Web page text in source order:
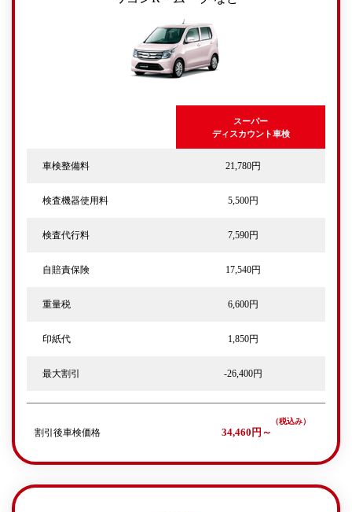
スーパー
ディスカウント車検
車検整備料 21,780円
検査機器使用料 5,500円
検査代行料 7,590円
自賠責保険 17,540円
重量税 6,600円
印紙代 1,850円
最大割引 -26,400円
割引後車検価格 34,460円～